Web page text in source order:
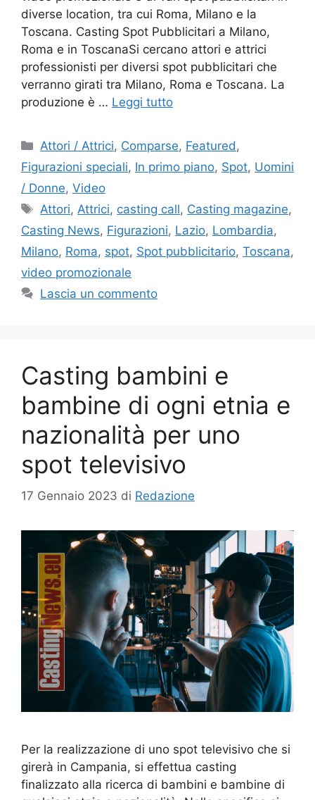
diverse location, tra cui Roma, Milano e la
Toscana. Casting Spot Pubblicitari a Milano,
Roma e in ToscanaSi cercano attori e attrici
professionisti per diversi spot pubblicitari che
verranno girati tra Milano, Roma e Toscana. La
produzione è … Leggi tutto
Categorie
Attori / Attrici, Comparse, Featured,
Figurazioni speciali, In primo piano, Spot, Uomini
/ Donne, Video
Tag
Attori,Attrici, casting call, Casting magazine,
Casting News, Figurazioni, Lazio, Lombardia,
Milano, Roma, spot, Spot pubblicitario, Toscana,
video promozionale
Lascia un commento
Casting bambini e
bambine di ogni etnia e
nazionalità per uno
spot televisivo
17 Gennaio 2023 di Redazione
Per la realizzazione di uno spot televisivo che si
girerà in Campania, si effettua casting
finalizzato alla ricerca di bambini e bambine di